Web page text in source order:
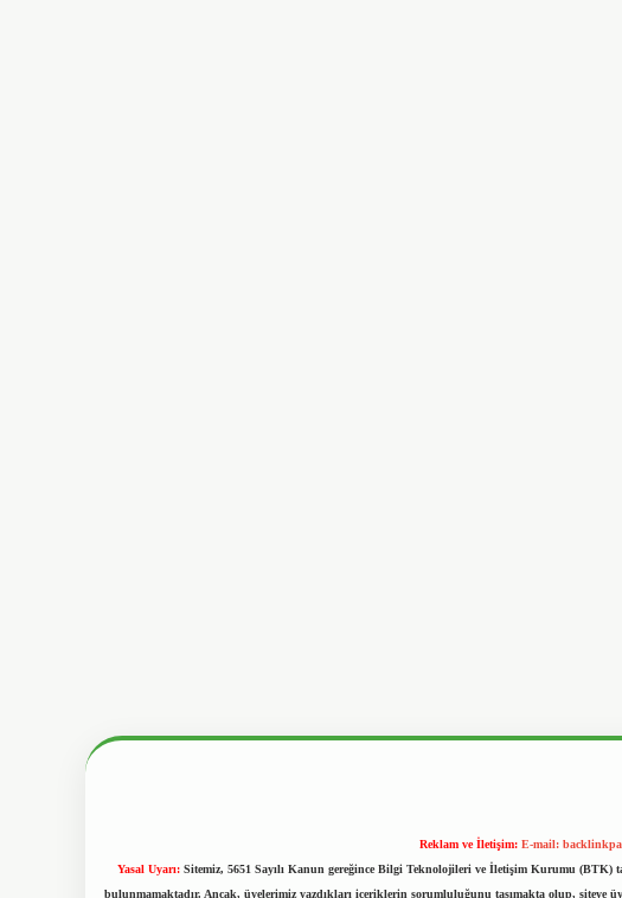
Reklam ve İletişim: E-mail:
Yasal Uyarı: Sitemiz, 5651 Sayılı Kanun gereğince Bilgi Teknolojileri ve İletişim Kurumu (BTK)
bulunmamaktadır. Ancak, üyelerimiz yazdıkları içeriklerin sorumluluğunu taşımakta olup,